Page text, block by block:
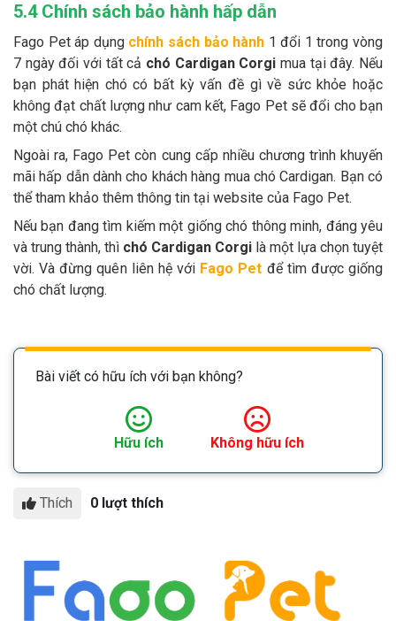
5.4 Chính sách bảo hành hấp dẫn
Fago Pet áp dụng chính sách bảo hành 1 đổi 1 trong vòng
7 ngày đối với tất cả chó Cardigan Corgi mua tại đây. Nếu
bạn phát hiện chó có bất kỳ vấn đề gì về sức khỏe hoặc
không đạt chất lượng như cam kết, Fago Pet sẽ đổi cho bạn
một chú chó khác.
Ngoài ra, Fago Pet còn cung cấp nhiều chương trình khuyến
mãi hấp dẫn dành cho khách hàng mua chó Cardigan. Bạn có
thể tham khảo thêm thông tin tại website của Fago Pet.
Nếu bạn đang tìm kiếm một giống chó thông minh, đáng yêu
và trung thành, thì chó Cardigan Corgi là một lựa chọn tuyệt
vời. Và đừng quên liên hệ với Fago Pet để tìm được giống
chó chất lượng.
Bài viết có hữu ích với bạn không?
Hữu ích Không hữu ích
Thích 0 lượt thích